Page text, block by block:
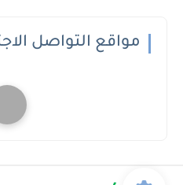
مواقع التواصل